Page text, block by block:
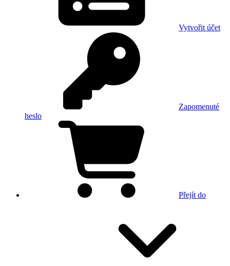
Vytvořit účet
Zapomenuté
heslo
Přejít do